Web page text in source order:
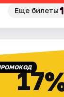
Еще билеты